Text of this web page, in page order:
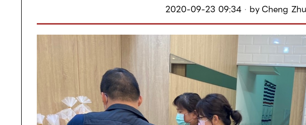
2020-09-23 09:34 by Cheng